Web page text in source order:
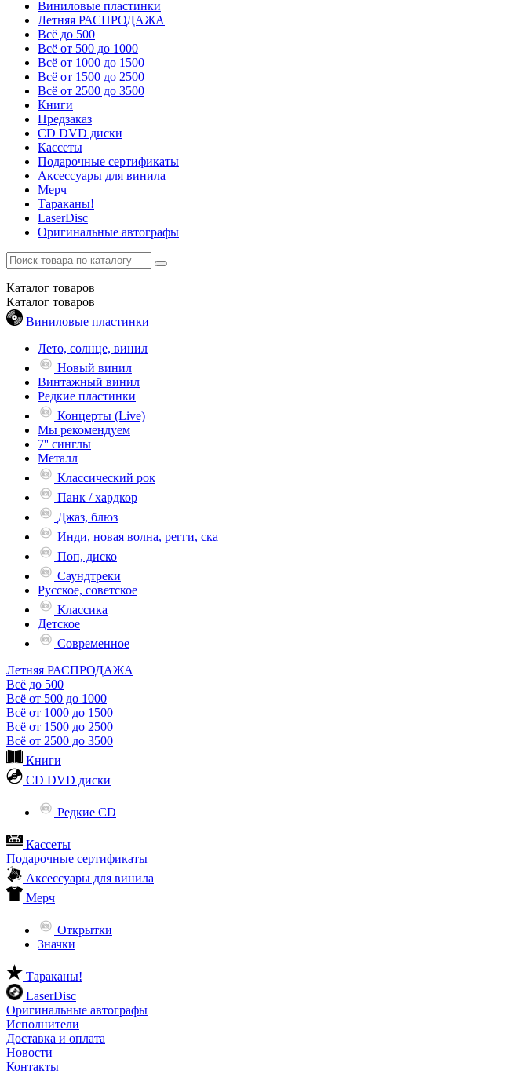
Виниловые пластинки
Летняя РАСПРОДАЖА
Всё до 500
Всё от 500 до 1000
Всё от 1000 до 1500
Всё от 1500 до 2500
Всё от 2500 до 3500
Книги
Предзаказ
CD DVD диски
Кассеты
Подарочные сертификаты
Аксессуары для винила
Мерч
Тараканы!
LaserDisc
Оригинальные автографы
Каталог товаров
Каталог товаров
Виниловые пластинки
Лето, солнце, винил
Новый винил
Винтажный винил
Редкие пластинки
Концерты (Live)
Мы рекомендуем
7'' синглы
Металл
Классический рок
Панк / хардкор
Джаз, блюз
Инди, новая волна, регги, ска
Поп, диско
Саундтреки
Русское, советское
Классика
Детское
Современное
Летняя РАСПРОДАЖА
Всё до 500
Всё от 500 до 1000
Всё от 1000 до 1500
Всё от 1500 до 2500
Всё от 2500 до 3500
Книги
CD DVD диски
Редкие CD
Кассеты
Подарочные сертификаты
Аксессуары для винила
Мерч
Открытки
Значки
Тараканы!
LaserDisc
Оригинальные автографы
Исполнители
Доставка и оплата
Новости
Контакты